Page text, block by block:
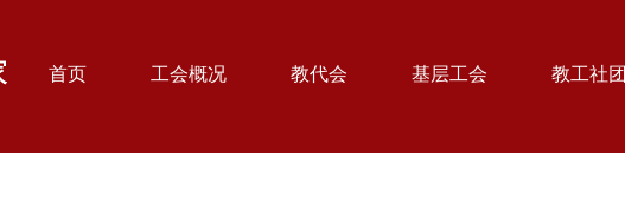
首页 工会概况 教代会 基层工会 教工社团